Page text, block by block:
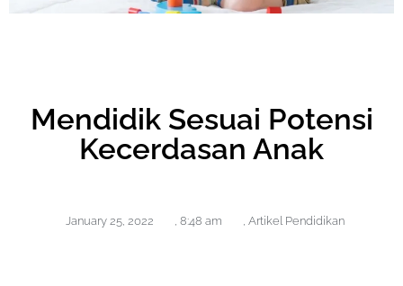
Mendidik Sesuai Potensi
Kecerdasan Anak
January 25, 2022 , 8:48 am , Artikel Pendidikan